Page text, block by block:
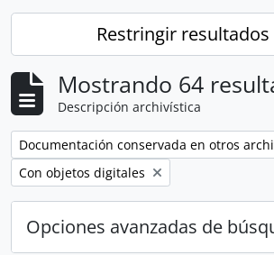
Restringir
Mostrando 64
Descripción archivística
Remove filter:
Documentación conservada en otros
Remove filter:
Con objetos digitales
Opciones avanzadas de